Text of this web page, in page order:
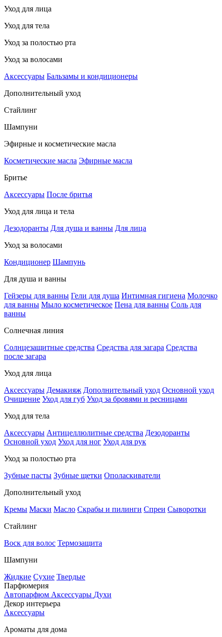
Уход для лица
Уход для тела
Уход за полостью рта
Уход за волосами
Аксессуары Бальзамы и кондиционеры
Дополнительный уход
Стайлинг
Шампуни
Эфирные и косметические масла
Косметические масла Эфирные масла
Бритье
Аксессуары После бритья
Уход для лица и тела
Дезодоранты Для душа и ванны Для лица
Уход за волосами
Кондиционер Шампунь
Для душа и ванны
Гейзеры для ванны Гели для душа Интимная гигиена Молочко
для ванны Мыло косметическое Пена для ванны Соль для
ванны
Солнечная линия
Солнцезащитные средства Средства для загара Средства
после загара
Уход для лица
Аксессуары Демакияж Дополнительный уход Основной уход
Очищение Уход для губ Уход за бровями и ресницами
Уход для тела
Аксессуары Антицеллюлитные средства Дезодоранты
Основной уход Уход для ног Уход для рук
Уход за полостью рта
Зубные пасты Зубные щетки Ополаскиватели
Дополнительный уход
Кремы Маски Масло Скрабы и пилинги Спреи Сыворотки
Стайлинг
Воск для волос Термозащита
Шампуни
Жидкие Сухие Твердые
Парфюмерия
Автопарфюм Аксессуары Духи
Декор интерьера
Аксессуары
Ароматы для дома